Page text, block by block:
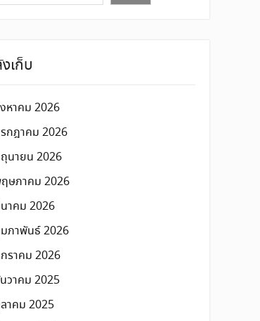
เก็บ
หาคม 2026
กฎาคม 2026
นายน 2026
ษภาคม 2026
าคม 2026
ภาพันธ์ 2026
ราคม 2026
วาคม 2025
าคม 2025